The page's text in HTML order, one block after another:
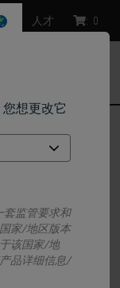
想更改它
监管要求和
家/地区版本
该国家/地
品详细信息/
人才 : 0
•